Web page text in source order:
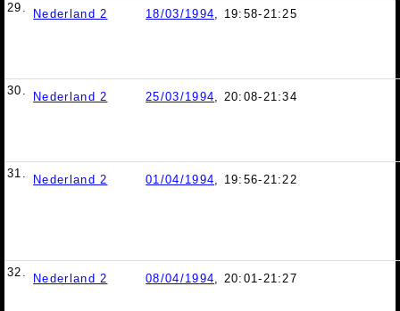
29. Nederland 2 18/03/1994, 19:58-21:25
30. Nederland 2 25/03/1994, 20:08-21:34
31. Nederland 2 01/04/1994, 19:56-21:22
32. Nederland 2 08/04/1994, 20:01-21:27